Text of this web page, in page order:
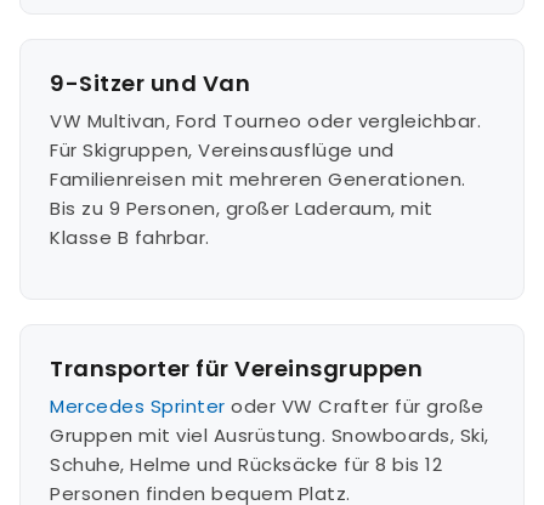
9-Sitzer und Van
VW Multivan, Ford Tourneo oder vergleichbar.
Für Skigruppen, Vereinsausflüge und
Familienreisen mit mehreren Generationen.
Bis zu 9 Personen, großer Laderaum, mit
Klasse B fahrbar.
Transporter für Vereinsgruppen
Mercedes Sprinter oder VW Crafter für große
Gruppen mit viel Ausrüstung. Snowboards, Ski,
Schuhe, Helme und Rücksäcke für 8 bis 12
Personen finden bequem Platz.